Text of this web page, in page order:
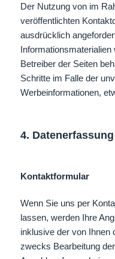
Der Nutzung von im
veröffentlichten
ausdrücklich
Betreiber der Seiten
Schritte im Falle der
Werbeinformationen,
4.
Kontaktformular
Wenn Sie uns per
lassen, werden Ihre
inklusive der von Ihnen
zwecks Bearbeitung